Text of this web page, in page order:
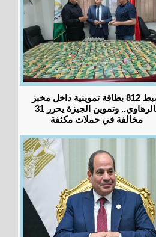
ضبط 812 بطاقة تموينية داخل مخبز
بالرهاوي.. وتموين الجيزة يحرر 31
مخالفة في حملات مكثفة